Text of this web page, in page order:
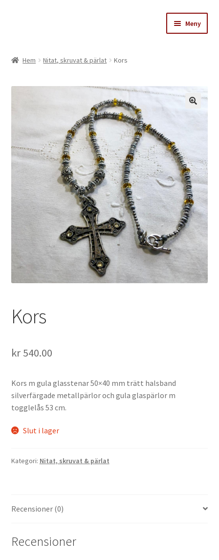
Meny
Hem Nitat, skruvat & pärlat Kors
Kors
kr540.00
Kors m gula glasstenar 50×40 mm trätt halsband
silverfärgade metallpärlor och gula glaspärlor m
togglelås 53 cm.
Slut i lager
Kategori: Nitat, skruvat & pärlat
Recensioner (0)
Recensioner